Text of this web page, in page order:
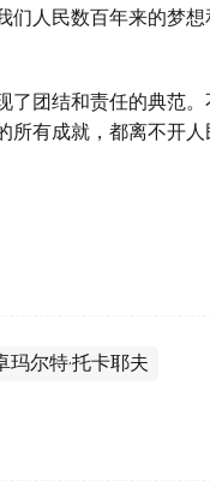
们人民数百年来的梦
了团结和责任的典范
所有成就，都离不开
玛尔特·托卡耶夫